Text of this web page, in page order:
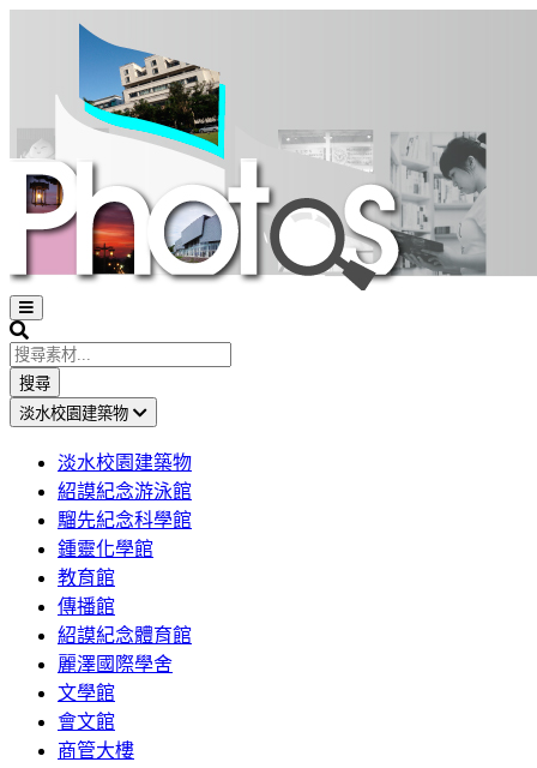
Open
sidebar
Search
搜尋
淡水校園建築物
淡水校園建築物
紹謨紀念游泳館
騮先紀念科學館
鍾靈化學館
教育館
傳播館
紹謨紀念體育館
麗澤國際學舍
文學館
會文館
商管大樓